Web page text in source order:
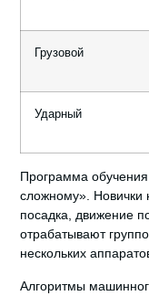
Грузовой
Ударный
Программа обучения
сложному». Новички
посадка, движение
отрабатывают
нескольких
Алгоритмы